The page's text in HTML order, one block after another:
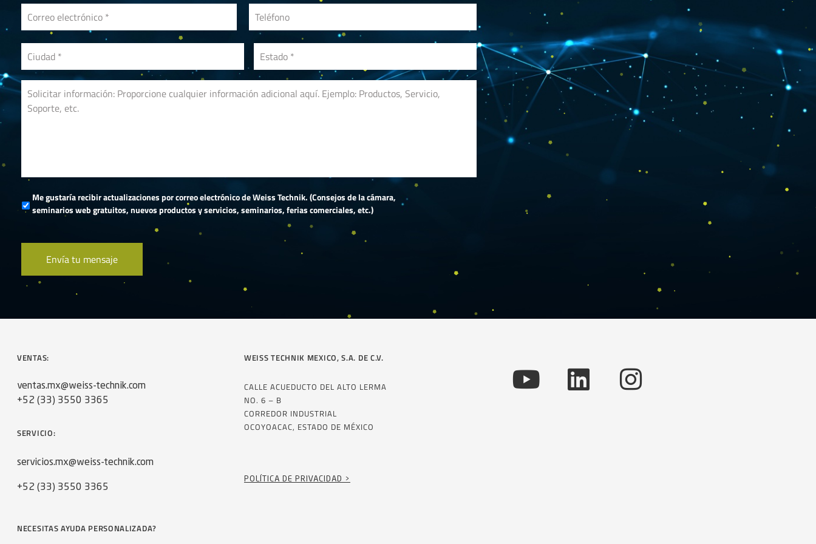
Me gustaría recibir actualizaciones por correo electrónico de Weiss Technik. (Consejos de la cámara,
seminarios web gratuitos, nuevos productos y servicios, seminarios, ferias comerciales, etc.)
VENTAS:
ventas.mx@weiss-technik.com
+52 (33) 3550 3365
SERVICIO:
servicios.mx@weiss-technik.com
+52 (33) 3550 3365
NECESITAS AYUDA PERSONALIZADA?
WEISS TECHNIK MEXICO, S.A. DE C.V.
CALLE ACUEDUCTO DEL ALTO LERMA
NO. 6 – B
CORREDOR INDUSTRIAL
OCOYOACAC, ESTADO DE MÉXICO
POLÍTICA DE PRIVACIDAD >